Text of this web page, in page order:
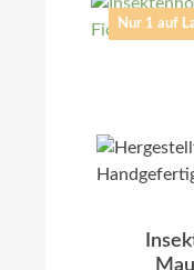
Nur 1 auf